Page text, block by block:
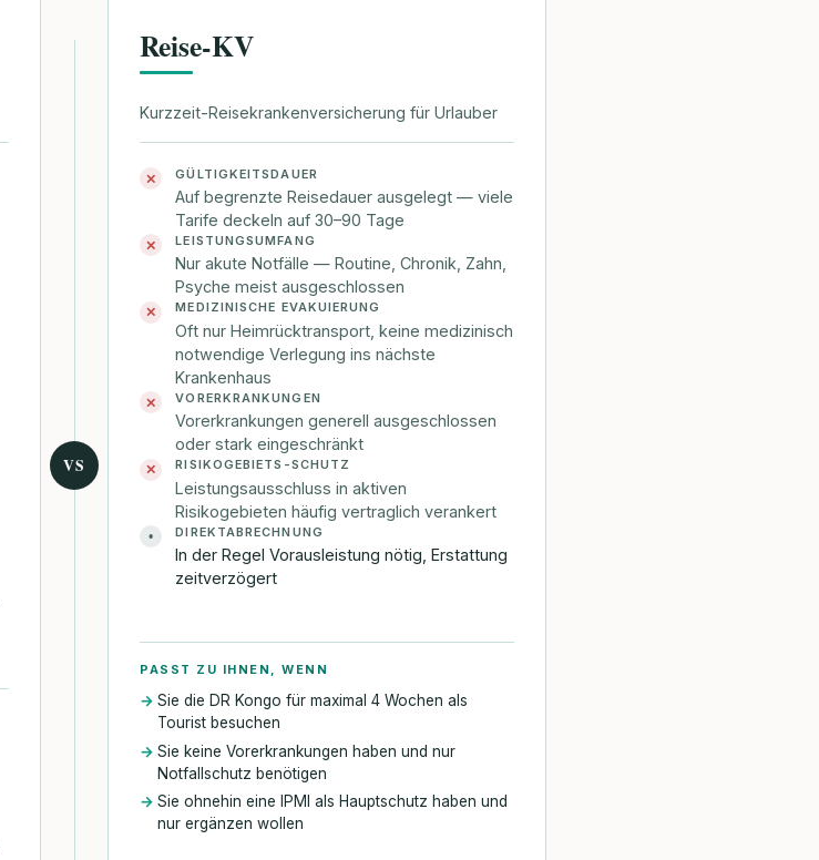
VS
Reise-KV
Kurzzeit-Reisekrankenversicherung für Urlauber
✕ GÜLTIGKEITSDAUER
Auf begrenzte Reisedauer ausgelegt — viele
Tarife deckeln auf 30–90 Tage
✕ LEISTUNGSUMFANG
Nur akute Notfälle — Routine, Chronik, Zahn,
Psyche meist ausgeschlossen
✕ MEDIZINISCHE EVAKUIERUNG
Oft nur Heimrücktransport, keine medizinisch
notwendige Verlegung ins nächste
Krankenhaus
✕ VORERKRANKUNGEN
Vorerkrankungen generell ausgeschlossen
oder stark eingeschränkt
✕ RISIKOGEBIETS-SCHUTZ
Leistungsausschluss in aktiven
Risikogebieten häufig vertraglich verankert
• DIREKTABRECHNUNG
In der Regel Vorausleistung nötig, Erstattung
zeitverzögert
PASST ZU IHNEN, WENN
Sie die DR Kongo für maximal 4 Wochen als
Tourist besuchen
Sie keine Vorerkrankungen haben und nur
Notfallschutz benötigen
Sie ohnehin eine IPMI als Hauptschutz haben und
nur ergänzen wollen